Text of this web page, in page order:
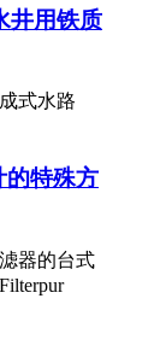
井用铁质
的特殊方